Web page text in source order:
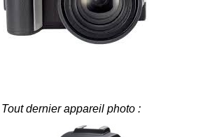
Tout dernier appareil photo :